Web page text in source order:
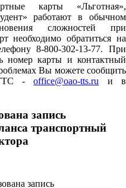
карты «Льготная»,
работают в обычном
сложностей при
необходимо обратиться на
8-800-302-13-77. При
номер карты и контактный
Вы можете сообщить
ТТС -office@oao-tts.ru и в
запись
транспортный